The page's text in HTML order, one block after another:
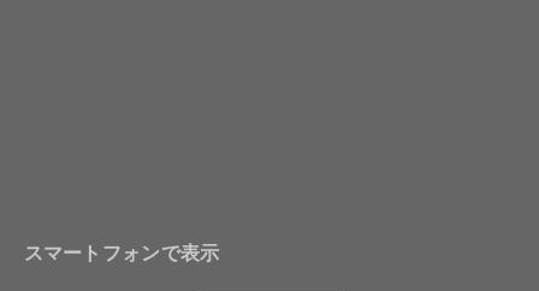
スマートフォンで表示